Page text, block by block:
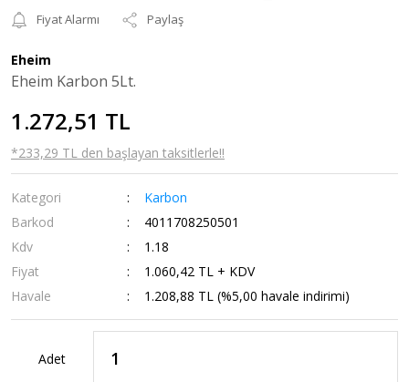
Fiyat Alarmı
Paylaş
Eheim
Eheim Karbon 5Lt.
1.272,51 TL
*233,29 TL den başlayan taksitlerle!!
Kategori
Karbon
Barkod
4011708250501
Kdv
1.18
Fiyat
1.060,42 TL + KDV
Havale
1.208,88 TL (%5,00 havale indirimi)
Adet